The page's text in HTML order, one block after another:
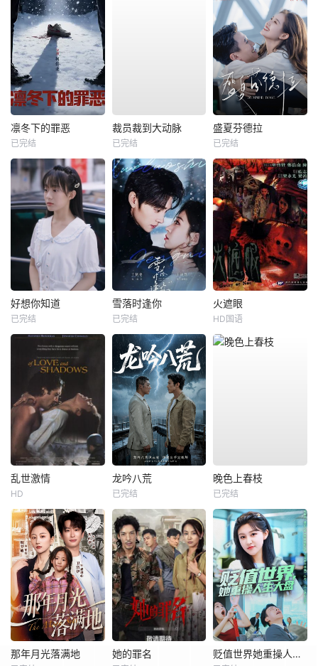
凛冬下的罪恶
已完结
裁员裁到大动脉
已完结
盛夏芬德拉
已完结
好想你知道
已完结
雪落时逢你
已完结
火遮眼
HD国语
乱世激情
HD
龙吟八荒
已完结
晚色上春枝
已完结
那年月光落满地 她的罪名 贬值世界她重操人生大盘